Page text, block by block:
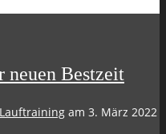
Bestzeit
Lauftraining am 3. März 2022